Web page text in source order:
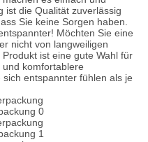
ist die Qualität zuverlässig
Sie keine Sorgen haben.
Möchten Sie eine
nicht von langweiligen
ist eine gute Wahl für
komfortablere
entspannter fühlen als je